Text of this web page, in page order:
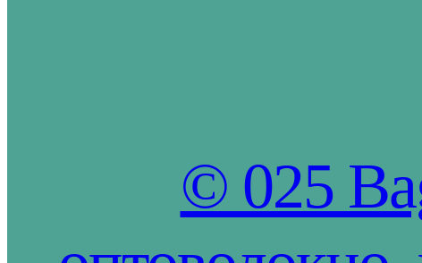
© 025